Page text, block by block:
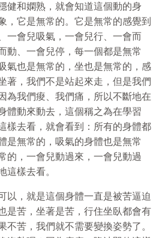
健和嫻熟，就會知道這個動的身
，它是無常的。它是無常的感覺到
一會兒吸氣，一會兒行、一會而
動、一會兒停，每一個都是無常
氣也是無常的，坐也是無常的，感
著，我們不是站起來走，但是我們
為我們痠、我們痛，所以不斷地在
體動來動去，這個稱之為在學習
樣去看，就會看到：所有的身體都
是無常的，吸氣的身體也是無常
的，一會兒動過來，一會兒動過
這樣去看。
以，就是這個身體一直是被苦逼迫
是苦，坐著是苦，行住坐臥都會有
不苦，我們就不需要變換姿勢了。